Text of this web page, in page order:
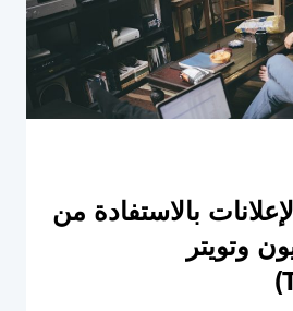
بالاستفادة من
وتويتر